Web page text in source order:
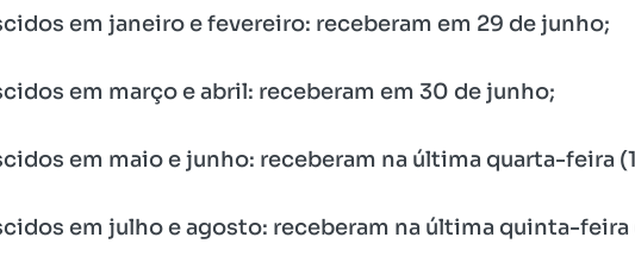
em janeiro e fevereiro: receberam em 29 de junho;
em março e abril: receberam em 30 de junho;
em maio e junho: receberam na última quarta-feira
em julho e agosto: receberam na última quinta-feira